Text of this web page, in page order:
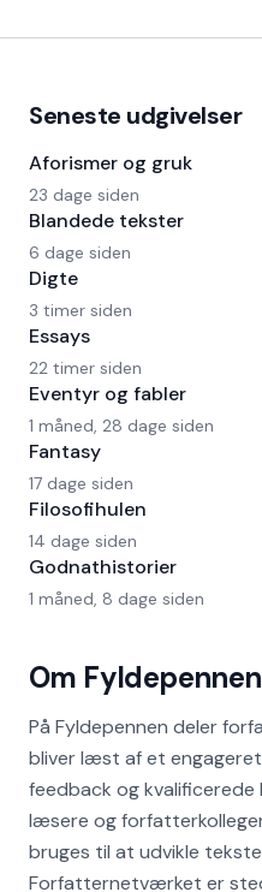
Om Fyldepennen
På Fyldepennen deler
bliver læst af et
feedback og
læsere og
bruges til at udvikle
Forfatternetværket er
Seneste udgivelser
Aforismer og gruk
23 dage siden
Blandede tekster
6 dage siden
Digte
3 timer siden
Essays
22 timer siden
Eventyr og fabler
1 måned, 28 dage siden
Fantasy
17 dage siden
Filosofihulen
14 dage siden
Godnathistorier
1 måned, 8 dage siden